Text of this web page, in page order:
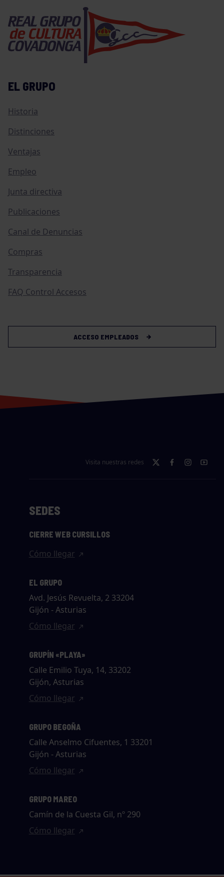
EL GRUPO
Historia
Distinciones
Ventajas
Empleo
Junta directiva
Publicaciones
Canal de Denuncias
Compras
Transparencia
FAQ Control Accesos
ACCESO EMPLEADOS
Visita nuestras redes
SEDES
CIERRE WEB CURSILLOS
Cómo llegar
EL GRUPO
Avd. Jesús Revuelta, 2 33204
Gijón - Asturias
Cómo llegar
GRUPÍN «PLAYA»
Calle Emilio Tuya, 14, 33202
Gijón, Asturias
Cómo llegar
GRUPO BEGOÑA
Calle Anselmo Cifuentes, 1 33201
Gijón - Asturias
Cómo llegar
GRUPO MAREO
Camín de la Cuesta Gil, nº 290
Cómo llegar